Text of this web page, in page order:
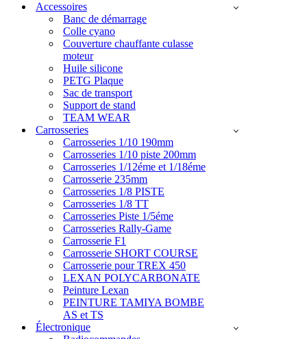
Accessoires
Banc de démarrage
Colle cyano
Couverture chauffante culasse
moteur
Huile silicone
PETG Plaque
Sac de transport
Support de stand
TEAM WEAR
Carrosseries
Carrosseries 1/10 190mm
Carrosseries 1/10 piste 200mm
Carrosseries 1/12éme et 1/18éme
Carrosserie 235mm
Carrosseries 1/8 PISTE
Carrosseries 1/8 TT
Carrosseries Piste 1/5éme
Carrosseries Rally-Game
Carrosserie F1
Carrosserie SHORT COURSE
Carrosserie pour TREX 450
LEXAN POLYCARBONATE
Peinture Lexan
PEINTURE TAMIYA BOMBE
AS et TS
Électronique